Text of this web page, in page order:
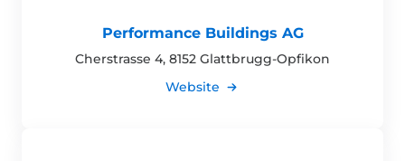
Performance Buildings AG
Cherstrasse 4, 8152 Glattbrugg-Opfikon
Website